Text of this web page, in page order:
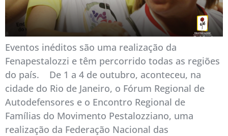
Eventos inéditos são uma realização da
Fenapestalozzi e têm percorrido todas as regiões
do país. De 1 a 4 de outubro, aconteceu, na
cidade do Rio de Janeiro, o Fórum Regional de
Autodefensores e o Encontro Regional de
Famílias do Movimento Pestalozziano, uma
realização da Federação Nacional das